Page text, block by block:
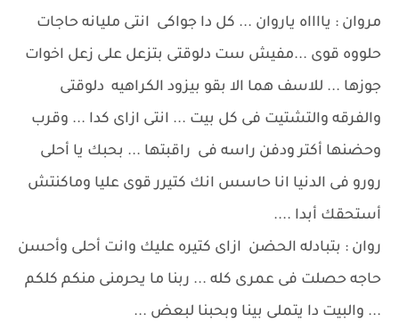
مروان : يااااه ياروان ... كل دا جواكى انتى مليانه حاجات
حلووه قوى ...مفيش ست دلوقتى بتزعل على زعل اخوات
جوزها ... للاسف هما الا بقو بيزود الكراهيه دلوقتى
والفرقه والتشتيت فى كل بيت ... انتى ازاى كدا ... وقرب
وحضنها أكتر ودفن راسه فى راقبتها ... بحبك يا أحلى
رورو فى الدنيا انا حاسس انك كتيرر قوى عليا وماكنتش
أستحقك أبدا ....
روان : بتبادله الحضن ازاى كتيره عليك وانت أحلى وأحسن
حاجه حصلت فى عمرى كله ... ربنا ما يحرمنى منكم كلكم
... والبيت دا يتملى بينا وبحبنا لبعض ...